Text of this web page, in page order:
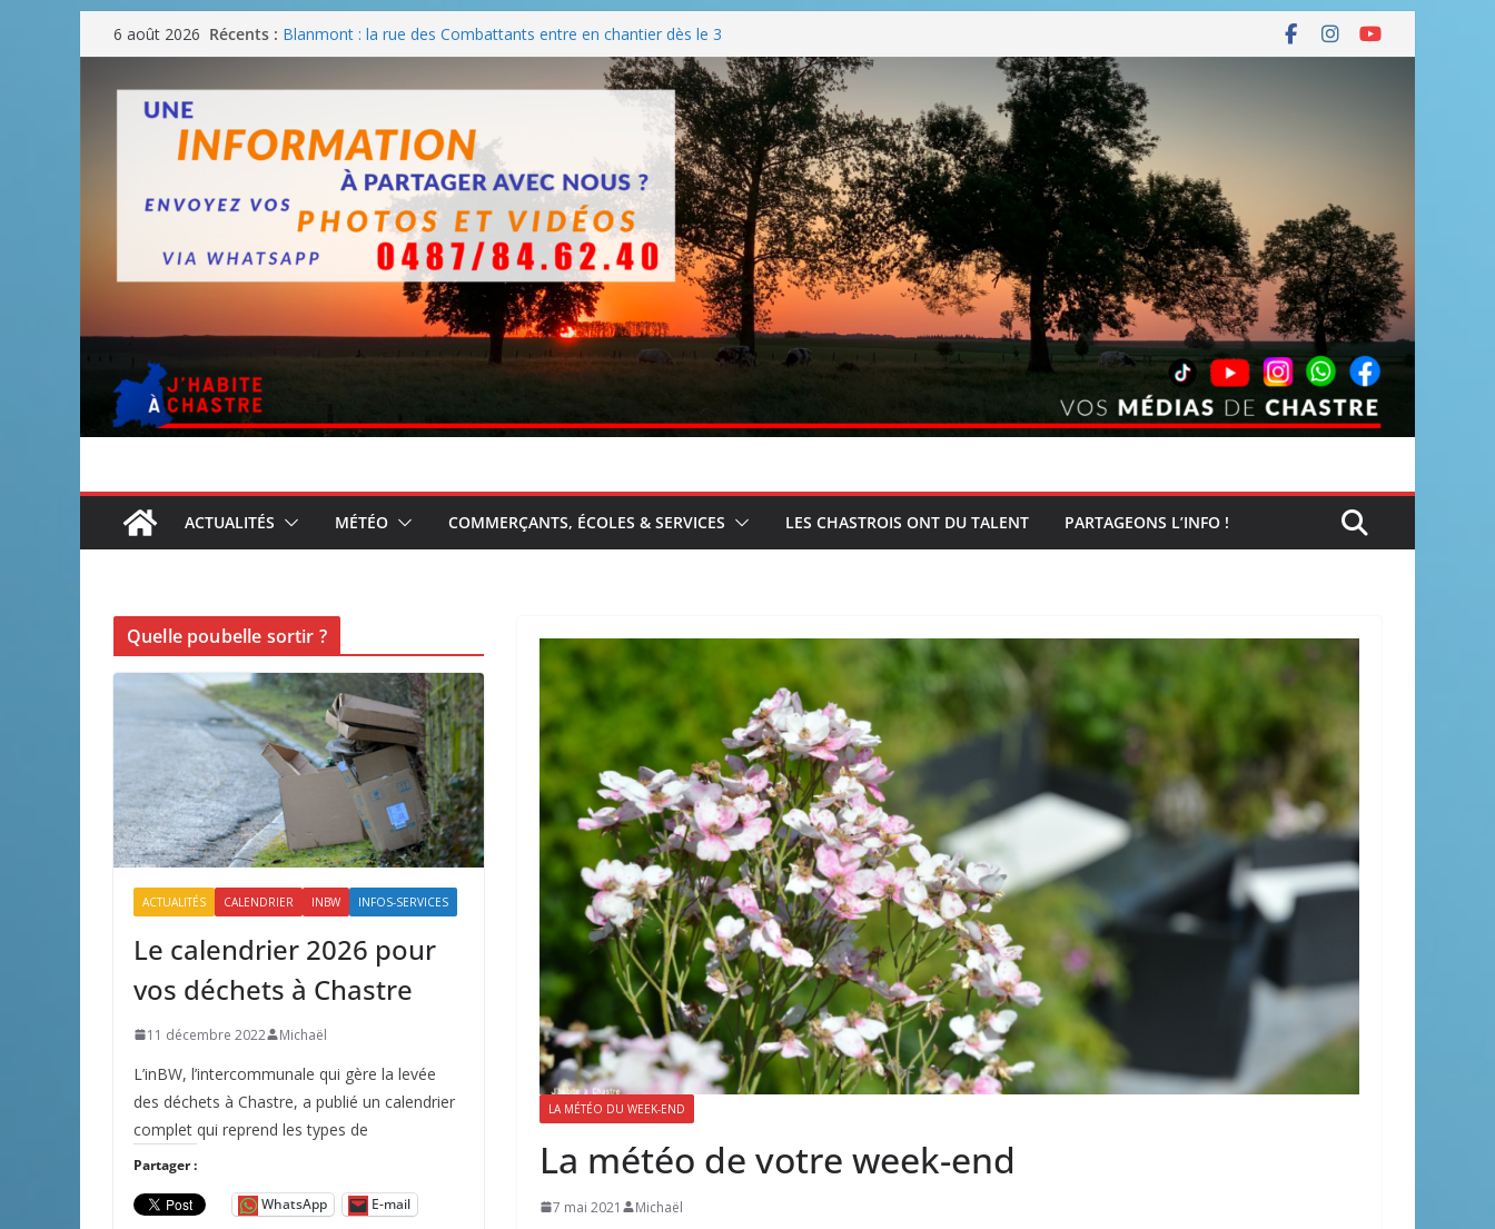
Passer
au
contenu
6 août 2026 Récents : Blanmont : la rue des Combattants entre en chantier dès le 3
août
Une fête nationale sans drache
ACTUALITÉS MÉTÉO COMMERÇANTS, ÉCOLES & SERVICES LES CHASTROIS ONT DU TALENT PARTAGEONS L’INFO !
LA MÉTÉO DU WEEK-END
La météo de votre week-end
7 mai 2021 Michaël
Quelle poubelle sortir ?
ACTUALITÉS CALENDRIER INBW INFOS-SERVICES
Le calendrier 2026 pour
vos déchets à Chastre
11 décembre 2022 Michaël
L’inBW, l’intercommunale qui gère la levée
des déchets à Chastre, a publié un calendrier
complet qui reprend les types de
Partager :
WhatsApp E-mail